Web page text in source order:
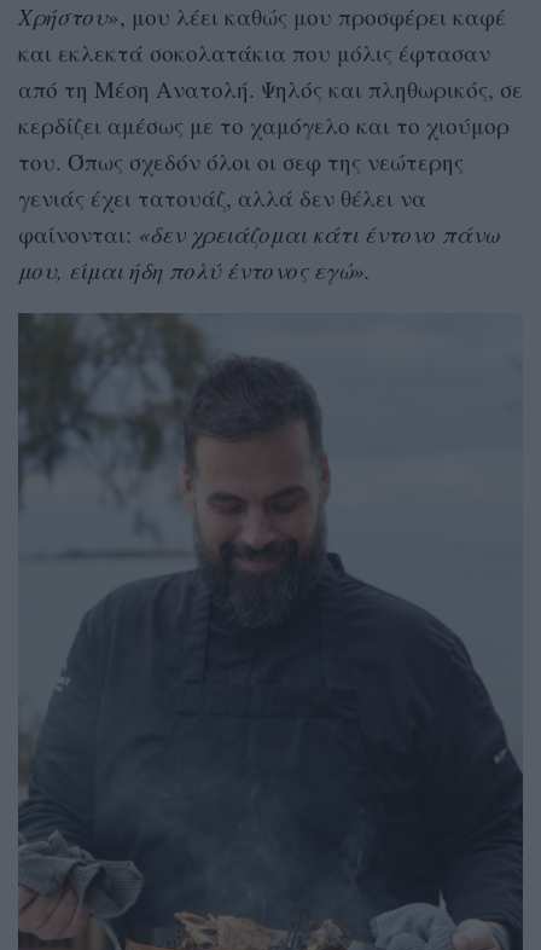
Χρήστου», μου λέει καθώς μου προσφέρει καφέ
και εκλεκτά σοκολατάκια που μόλις έφτασαν
από τη Μέση Ανατολή. Ψηλός και πληθωρικός, σε
κερδίζει αμέσως με το χαμόγελο και το χιούμορ
του. Όπως σχεδόν όλοι οι σεφ της νεώτερης
γενιάς έχει τατουάζ, αλλά δεν θέλει να
φαίνονται: «δεν χρειάζομαι κάτι έντονο πάνω
μου, είμαι ήδη πολύ έντονος εγώ».